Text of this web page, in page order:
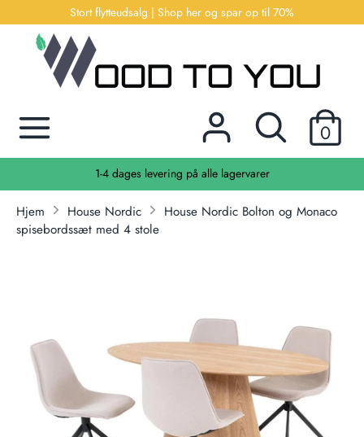
til
indhold
Stort flytteudsalg | Shop her og spar op til 70%
Søg
produkter
0
Søg
Kontakt os | info@wotu.dk
Hjem House Nordic
House Nordic Bolton og Monaco
spisebordssæt med 4 stole